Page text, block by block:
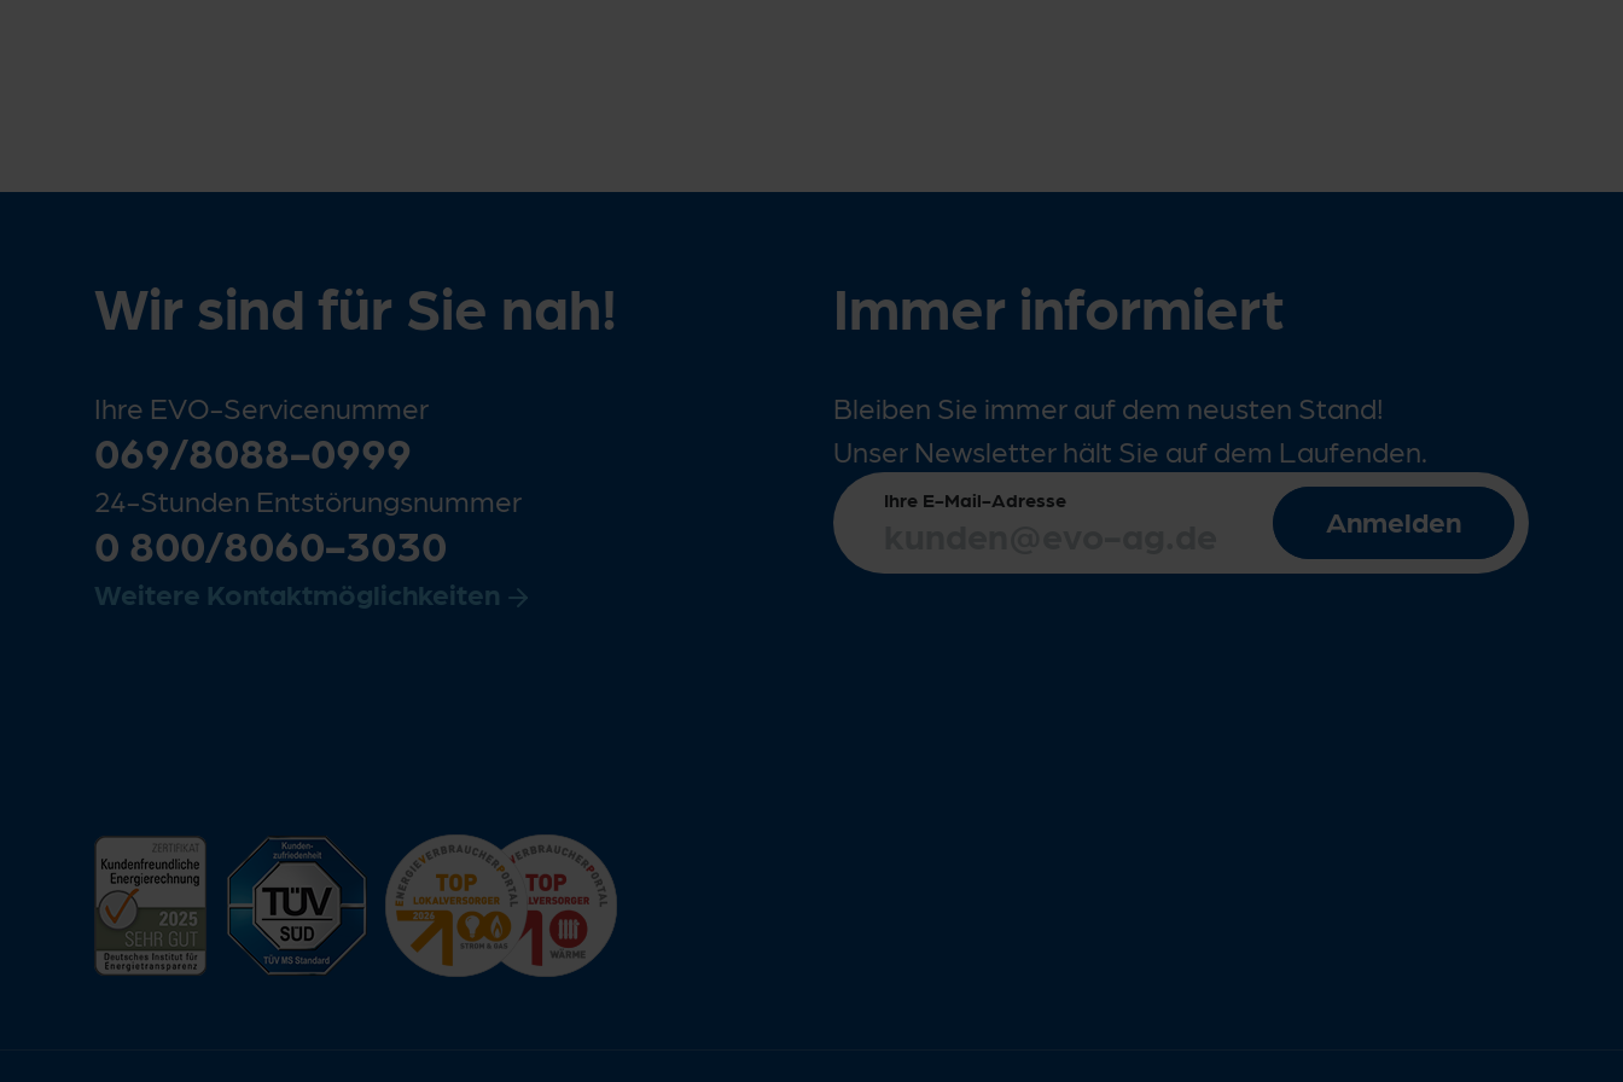
Wir sind für Sie nah!
Ihre EVO-Servicenummer
069/8088-0999
24-Stunden Entstörungsnummer
0 800/8060-3030
Weitere Kontaktmöglichkeiten
Immer informiert
Bleiben Sie immer auf dem neusten Stand!
Unser Newsletter hält Sie auf dem Laufenden.
Ihre E-Mail-Adresse
Anmelden